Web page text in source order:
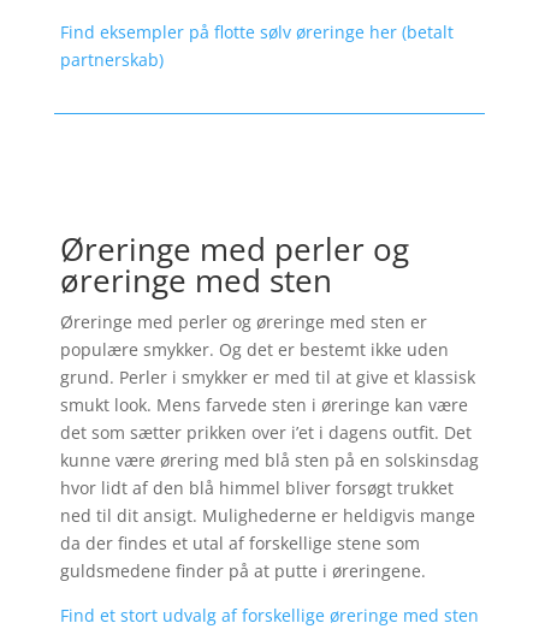
Find eksempler på flotte sølv øreringe her (betalt
partnerskab)
Øreringe med perler og
øreringe med sten
Øreringe med perler og øreringe med sten er
populære smykker. Og det er bestemt ikke uden
grund. Perler i smykker er med til at give et klassisk
smukt look. Mens farvede sten i øreringe kan være
det som sætter prikken over i’et i dagens outfit. Det
kunne være ørering med blå sten på en solskinsdag
hvor lidt af den blå himmel bliver forsøgt trukket
ned til dit ansigt. Mulighederne er heldigvis mange
da der findes et utal af forskellige stene som
guldsmedene finder på at putte i øreringene.
Find et stort udvalg af forskellige øreringe med sten